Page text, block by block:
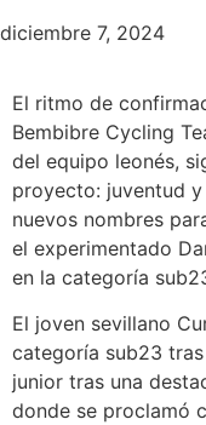
diciembre 7, 2024
El ritmo de
Bembibre Cycling
del equipo leonés,
proyecto: juventud
nuevos nombres
el experimentado
en la categoría
El joven sevillano
categoría sub23
junior tras una
donde se proclamó